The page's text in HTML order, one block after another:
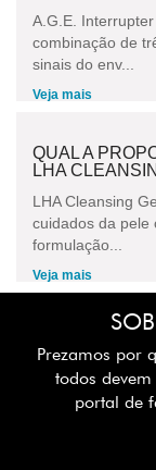
A.G.E.
combinação de
sinais do env...
Veja mais
QUAL A
LHA
LHA Cleansing
cuidados da pele
formulação...
Veja mais
Prezamos por
todos
portal de